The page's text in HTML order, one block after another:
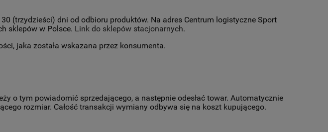
(trzydzieści) dni od odbioru produktów. Na adres Centrum logistyczne Sport
sklepów w Polsce. Link do sklepów stacjonarnych.
jaka została wskazana przez konsumenta.
o tym powiadomić sprzedającego, a następnie odesłać towar. Automatycznie
rozmiar. Całość transakcji wymiany odbywa się na koszt kupującego.